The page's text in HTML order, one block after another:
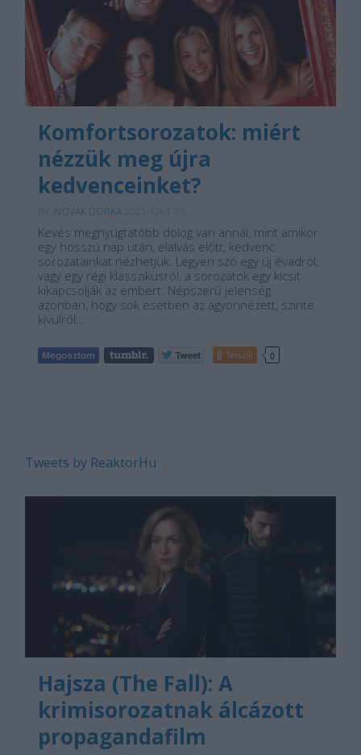
Komfortsorozatok: miért
nézzük meg újra
kedvenceinket?
NOVÁK DORKA
Kevés megnyugtatóbb dolog van annál, mint amikor
egy hosszú nap után, elalvás előtt, kedvenc
sorozatainkat nézhetjük. Legyen szó egy új évadról,
vagy egy régi klasszikusról, a sorozatok egy kicsit
kikapcsolják az embert. Népszerű jelenség
azonban, hogy sok esetben az agyonnézett, szinte
kívülről…
Tetszik 0
Tweets by ReaktorHu
Hajsza (The Fall): A
krimisorozatnak álcázott
propagandafilm